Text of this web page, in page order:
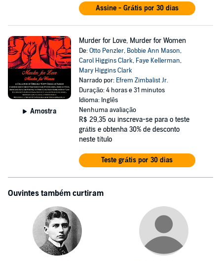
Assine - Grátis por 30 dias
Amostra
Murder for Love, Murder for Women
De:Otto Penzler, Bobbie Ann Mason,
Carol Higgins Clark, Faye Kellerman,
Mary Higgins Clark
Narrado por: Efrem Zimbalist Jr.
Duração: 4 horas e 31 minutos
Idioma: Inglês
Nenhuma avaliação
R$ 29,35 ou inscreva-se para o teste
grátis e obtenha 30% de desconto
neste título
Teste grátis por 30 dias
Ouvintes também curtiram